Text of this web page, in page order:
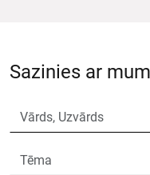
Sazinies ar